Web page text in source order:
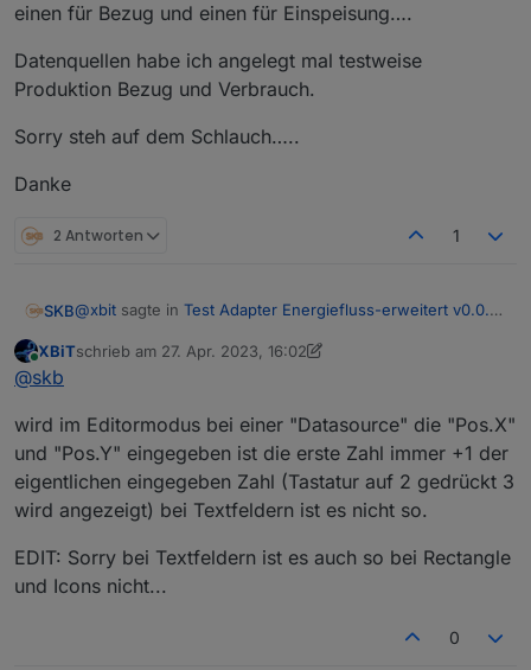
einen für Bezug und einen für Einspeisung….
Datenquellen habe ich angelegt mal testweise
Produktion Bezug und Verbrauch.
Sorry steh auf dem Schlauch…..
Danke
2 Antworten 1
SKB@xbit sagte in Test Adapter Energiefluss-erweitert v0.0.x
Perfekt, danke für die Rückmeldung. Da war ein kleiner
Zeichenfehler. Ist behoben und auf Github gefixt.
Online
XBiTschrieb am 27. Apr. 2023, 16:02
zuletzt editiert von XBiT
@skb
wird im Editormodus bei einer "Datasource" die "Pos.X"
und "Pos.Y" eingegeben ist die erste Zahl immer +1 der
eigentlichen eingegeben Zahl (Tastatur auf 2 gedrückt 3
wird angezeigt) bei Textfeldern ist es nicht so.
EDIT: Sorry bei Textfeldern ist es auch so bei Rectangle
und Icons nicht...
0